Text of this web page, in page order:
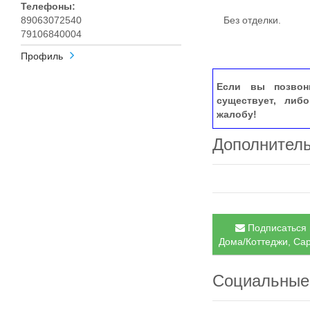
Телефоны:
89063072540
79106840004
Профиль
Без отделки.
Если вы
существует,
жалобу!
Дома/Коттеджи,